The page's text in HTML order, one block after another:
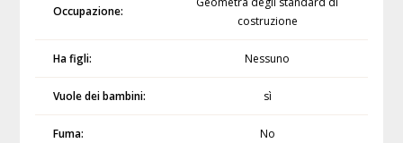
Occupazione:
costruzione
Ha figli: Nessuno
Vuole dei bambini: sì
Fuma: No